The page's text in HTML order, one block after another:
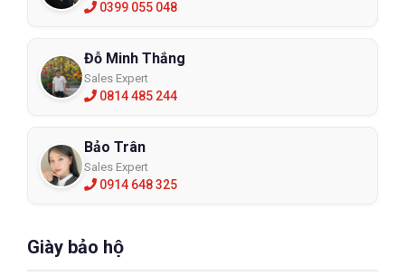
0399 055 048
Đỗ Minh Thắng
Sales Expert
0814 485 244
Bảo Trân
Sales Expert
0914 648 325
Giày bảo hộ